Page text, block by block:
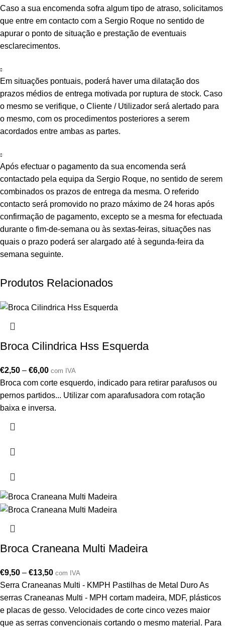
Caso a sua encomenda sofra algum tipo de atraso, solicitamos
que entre em contacto com a Sergio Roque no sentido de
apurar o ponto de situação e prestação de eventuais
esclarecimentos.
Em situações pontuais, poderá haver uma dilatação dos
prazos médios de entrega motivada por ruptura de stock. Caso
o mesmo se verifique, o Cliente / Utilizador será alertado para
o mesmo, com os procedimentos posteriores a serem
acordados entre ambas as partes.
Após efectuar o pagamento da sua encomenda será
contactado pela equipa da Sergio Roque, no sentido de serem
combinados os prazos de entrega da mesma. O referido
contacto será promovido no prazo máximo de 24 horas após
confirmação de pagamento, excepto se a mesma for efectuada
durante o fim-de-semana ou às sextas-feiras, situações nas
quais o prazo poderá ser alargado até à segunda-feira da
semana seguinte.
Produtos Relacionados
Broca Cilindrica Hss Esquerda
€2,50 – €6,00 com IVA
Broca com corte esquerdo, indicado para retirar parafusos ou
pernos partidos... Utilizar com aparafusadora com rotação
baixa e inversa.
Broca Craneana Multi Madeira
€9,50 – €13,50 com IVA
Serra Craneanas Multi - KMPH Pastilhas de Metal Duro As
serras Craneanas Multi - MPH cortam madeira, MDF, plásticos
e placas de gesso. Velocidades de corte cinco vezes maior
que as serras convencionais cortando o mesmo material. Para